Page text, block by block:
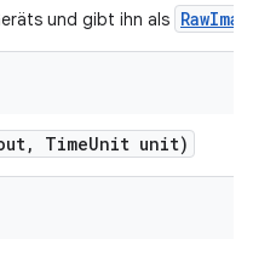
und gibt ihn als
, TimeUnit unit)